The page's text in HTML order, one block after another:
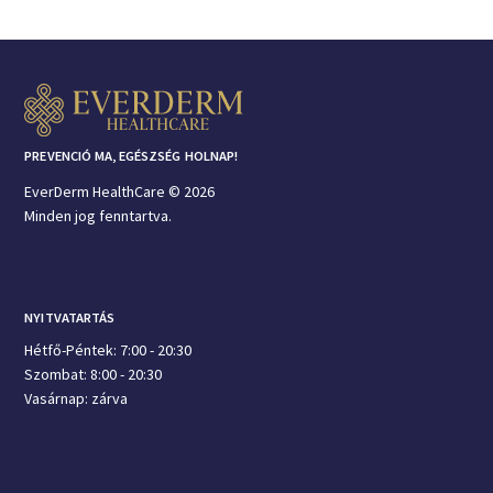
PREVENCIÓ MA, EGÉSZSÉG HOLNAP!
EverDerm HealthCare © 2026
Minden jog fenntartva.
NYITVATARTÁS
Hétfő-Péntek: 7:00 - 20:30
Szombat: 8:00 - 20:30
Vasárnap: zárva